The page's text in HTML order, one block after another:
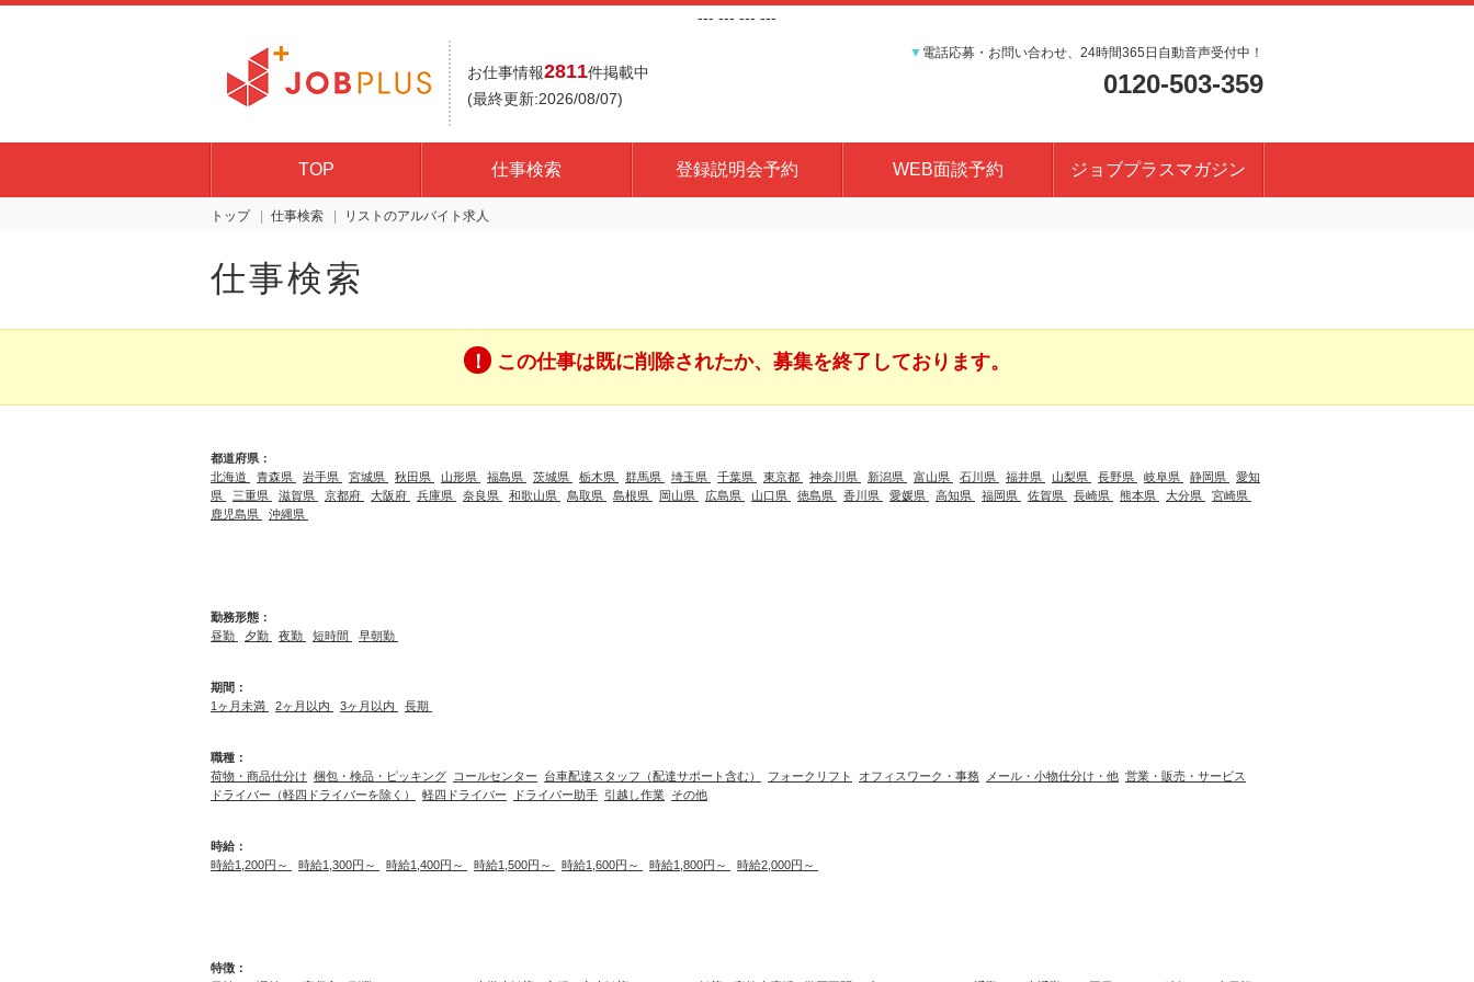
--- --- --- ---
お仕事情報2811件掲載中
(最終更新:2026/08/07)
▼ 電話応募・お問い合わせ、24時間365日自動音声受付中！
0120-503-359
TOP 仕事検索 登録説明会予約 WEB面談予約 ジョブプラスマガジン
トップ 仕事検索 リスト
仕事検索
この仕事は既に削除されたか、募集を終了しております。
都道府県：
北海道
青森県 岩手県 宮城県 秋田県 山形県 福島県 茨城県 栃木県 群馬県 埼玉県 千葉県 東京都 神奈川県 新潟県 富山県 石川県 福井県 山梨県 長野県 岐阜県 静岡県
愛知
県
三重県 滋賀県 京都府 大阪府 兵庫県 奈良県 和歌山県 鳥取県 島根県 岡山県 広島県 山口県 徳島県 香川県 愛媛県 高知県 福岡県 佐賀県 長崎県 熊本県 大分県
宮崎県
鹿児島県
沖縄県
勤務形態：
昼勤
夕勤 夜勤 短時間 早朝勤
期間：
1ヶ月未満
2ヶ月以内 3ヶ月以内 長期
職種：
荷物・商品仕分け 梱包・検品・ピッキング コールセンター 台車配達スタッフ（配達サポート含む） フォークリフト オフィスワーク・事務 メール・小物仕分け・他 営業・販売・サービス
ドライバー（軽四ドライバーを除く）
軽四ドライバー ドライバー助手 引越し作業 その他
時給：
時給1,200円～
時給1,300円～ 時給1,400円～ 時給1,500円～ 時給1,600円～ 時給1,800円～ 時給2,000円～
特徴：